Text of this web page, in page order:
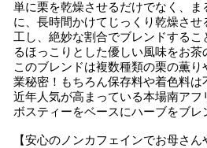
単に栗を乾燥させるだけでなく、ま
に、長時間かけてじっくり乾燥さ
工し、絶妙な割合でブレンドする
るほっこりとした優しい風味をお茶
このブレンドは複数種類の栗の薫
業秘密！もちろん保存料や着色料は
近年人気が高まっている本場南アフ
ボスティーをベースにハーブをブレ
【安心のノンカフェインでお母さん